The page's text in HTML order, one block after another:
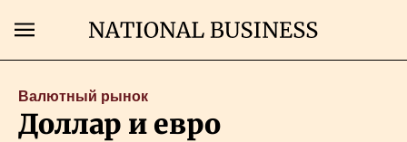
Главная
Валютный рынок
Доллар и евро